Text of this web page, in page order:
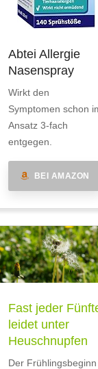
Abtei Allergie
Nasenspray
Wirkt den
Symptomen schon
Ansatz 3-fach
entgegen.
BEI AMAZON
Fast jeder
leidet unter
Heuschnupfen
Der Frühlingsbeginn